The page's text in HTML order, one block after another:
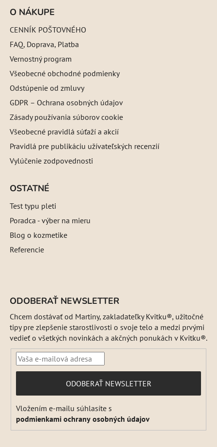
O NÁKUPE
CENNÍK POŠTOVNÉHO
FAQ, Doprava, Platba
Vernostný program
Všeobecné obchodné podmienky
Odstúpenie od zmluvy
GDPR – Ochrana osobných údajov
Zásady používania súborov cookie
Všeobecné pravidlá súťaží a akcií
Pravidlá pre publikáciu užívateľských recenzií
Vylúčenie zodpovednosti
OSTATNÉ
Test typu pleti
Poradca - výber na mieru
Blog o kozmetike
Referencie
ODOBERAŤ NEWSLETTER
Chcem dostávať od Martiny, zakladateľky Kvitku®, užitočné
tipy pre zlepšenie starostlivosti o svoje telo a medzi prvými
vedieť o všetkých novinkách a akčných ponukách v Kvitku®.
PRIHLÁSIŤ
SA
ODOBERAŤ NEWSLETTER
Vložením e-mailu súhlasíte s
podmienkami ochrany osobných údajov